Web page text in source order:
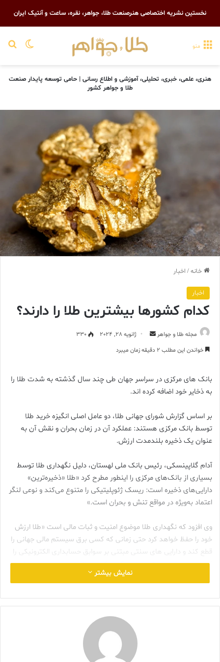
نخستین نشریه اختصاصی هنرصنعت طلا، جواهر، نقره، ساعت و آنتیک ایران
تغییر منو
هنری، علمی، خبری، تحلیلی، آموزشی و اطلاع رسانی | حامی توسعه پایدار صنعت
طلا و جواهر کشور
خانه/ اخبار
اخبار
کدام کشورها بیشترین طلا را دارند؟
مجله طلا و جواهر
ارسال ژانویه 28, 2024
330
خواندن این مطلب 2 دقیقه زمان میبرد
بانک های مرکزی در سراسر جهان طی چند سال گذشته به شدت طلا را
به ذخایر خود اضافه کرده اند.
بر اساس گزارش شورای جهانی طلا، دو عامل اصلی انگیزه خرید طلا
توسط بانک مرکزی هستند: عملکرد آن در زمان بحران و نقش آن به
عنوان یک ذخیره بلندمدت ارزش.
آدام گلاپینسکی، رئیس بانک ملی لهستان، دلیل نگهداری طلا توسط
بسیاری از بانک‌های مرکزی را اینطور مطرح کرد «طلا «ذخیره‌ترین»
دارایی‌های ذخیره است: ریسک ژئوپلیتیکی را متنوع می‌کند و نوعی لنگر
اعتماد به‌ویژه در مواقع تنش و بحران است.»
وی افزود که نگهداری طلا موضوع امنیت و ثبات مالی است «طلا ارزش
خود را حفظ خواهد کرد حتی زمانی که کسی برق سیستم مالی جهانی را
قطع کند و دارایی های سنتی مبتنی بر سوابق حسابداری الکترونیکی را
از بین ببرد. البته ما تصور نمی کنیم که این اتفاق بیفتد. اما همانطور
که گفته می شود – هشدار قبلی همیشه بیمه است. و بانک مرکزی
همین دلیل است که در فرآیند مدیریت ارز خود جایگاه ویژه ای برای طلا
بانک های مرکزی زیر بیشترین طلا را به ذخایر خود اضافه کرده اند:
نمایش بیشتر